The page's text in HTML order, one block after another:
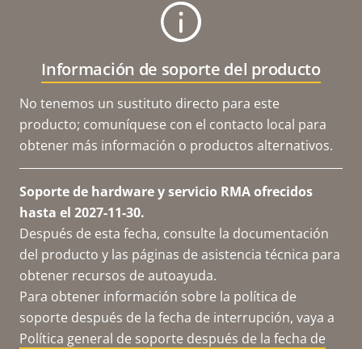
Información de soporte del producto
No tenemos un sustituto directo para este
producto; comuníquese con el contacto local para
obtener más información o productos alternativos.
Soporte de hardware y servicio RMA ofrecidos
hasta el 2027-11-30.
Después de esta fecha, consulte la documentación
del producto y las páginas de asistencia técnica para
obtener recursos de autoayuda.
Para obtener información sobre la política de
soporte después de la fecha de interrupción, vaya a
Política general de soporte después de la fecha de